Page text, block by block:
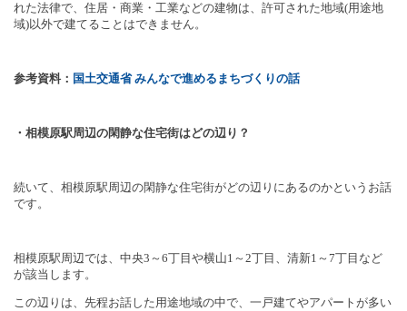
れた法律で、住居・商業・工業などの建物は、許可された地域(用途地
域)以外で建てることはできません。
参考資料： 国土交通省 みんなで進めるまちづくりの話
・相模原駅周辺の閑静な住宅街はどの辺り？
続いて、相模原駅周辺の閑静な住宅街がどの辺りにあるのかというお話
です。
相模原駅周辺では、中央3 ～ 6丁目や横山1 ～ 2丁目、清新1 ～ 7丁目など
が該当します。
この辺りは、先程お話した用途地域の中で、一戸建てやアパートが多い